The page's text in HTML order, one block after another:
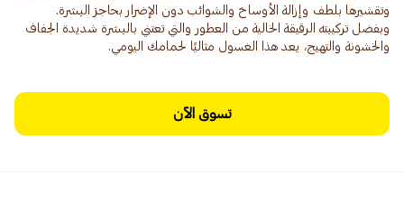
وتقشيرها بلطف وإزالة الأوساخ والشوائب دون الإضرار بحاجز البشرة.
وبفضل تركيبته الرقيقة الخالية من العطور والتي تعتني بالبشرة شديدة الجفاف
والخشونة والتهيج، يعد هذا الغسول مثاليًا لحمامك اليومي.
تسوق الآن